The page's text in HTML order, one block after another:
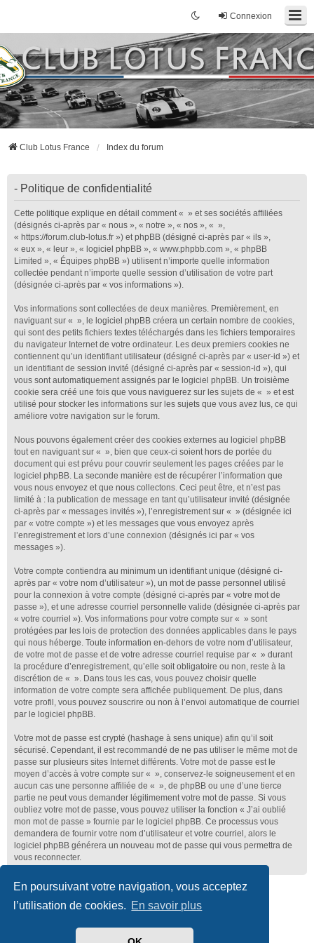
En poursuivant votre navigation, vous acceptez
l’utilisation de cookies. En savoir plus
Connexion
Club Lotus France Index du forum
- Politique de confidentialité
Cette politique explique en détail comment « » et ses sociétés affiliées
(désignés ci-après par « nous », « notre », « nos », « »,
« https://forum.club-lotus.fr ») et phpBB (désigné ci-après par « ils »,
« eux », « leur », « logiciel phpBB », « www.phpbb.com », « phpBB
Limited », « Équipes phpBB ») utilisent n’importe quelle information
collectée pendant n’importe quelle session d’utilisation de votre part
(désignée ci-après par « vos informations »).
Vos informations sont collectées de deux manières. Premièrement, en
naviguant sur « », le logiciel phpBB créera un certain nombre de cookies,
qui sont des petits fichiers textes téléchargés dans les fichiers temporaires
du navigateur Internet de votre ordinateur. Les deux premiers cookies ne
contiennent qu’un identifiant utilisateur (désigné ci-après par « user-id ») et
un identifiant de session invité (désigné ci-après par « session-id »), qui
vous sont automatiquement assignés par le logiciel phpBB. Un troisième
cookie sera créé une fois que vous naviguerez sur les sujets de « » et est
utilisé pour stocker les informations sur les sujets que vous avez lus, ce qui
améliore votre navigation sur le forum.
Nous pouvons également créer des cookies externes au logiciel phpBB
tout en naviguant sur « », bien que ceux-ci soient hors de portée du
document qui est prévu pour couvrir seulement les pages créées par le
logiciel phpBB. La seconde manière est de récupérer l’information que
vous nous envoyez et que nous collectons. Ceci peut être, et n’est pas
limité à : la publication de message en tant qu’utilisateur invité (désignée
ci-après par « messages invités »), l’enregistrement sur « » (désignée ici
par « votre compte ») et les messages que vous envoyez après
l’enregistrement et lors d’une connexion (désignés ici par « vos
messages »).
Votre compte contiendra au minimum un identifiant unique (désigné ci-
après par « votre nom d’utilisateur »), un mot de passe personnel utilisé
pour la connexion à votre compte (désigné ci-après par « votre mot de
passe »), et une adresse courriel personnelle valide (désignée ci-après par
« votre courriel »). Vos informations pour votre compte sur « » sont
protégées par les lois de protection des données applicables dans le pays
qui nous héberge. Toute information en-dehors de votre nom d’utilisateur,
de votre mot de passe et de votre adresse courriel requise par « » durant
la procédure d’enregistrement, qu’elle soit obligatoire ou non, reste à la
discrétion de « ». Dans tous les cas, vous pouvez choisir quelle
information de votre compte sera affichée publiquement. De plus, dans
votre profil, vous pouvez souscrire ou non à l’envoi automatique de courriel
par le logiciel phpBB.
Votre mot de passe est crypté (hashage à sens unique) afin qu’il soit
sécurisé. Cependant, il est recommandé de ne pas utiliser le même mot de
passe sur plusieurs sites Internet différents. Votre mot de passe est le
moyen d’accès à votre compte sur « », conservez-le soigneusement et en
aucun cas une personne affiliée de « », de phpBB ou une d’une tierce
partie ne peut vous demander légitimement votre mot de passe. Si vous
oubliez votre mot de passe, vous pouvez utiliser la fonction « J’ai oublié
mon mot de passe » fournie par le logiciel phpBB. Ce processus vous
demandera de fournir votre nom d’utilisateur et votre courriel, alors le
logiciel phpBB générera un nouveau mot de passe qui vous permettra de
vous reconnecter.